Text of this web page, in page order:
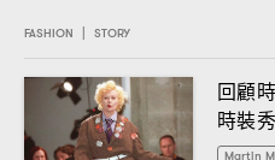
FASHION | STORY
回顧
時裝
Martin